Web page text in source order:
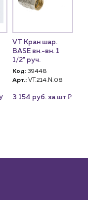
VT Кран шар.
BASE вн.-вн. 1
1/2" руч.
Код: 39448
Арт.: VT.214.N.08
3 154 руб. за шт₽